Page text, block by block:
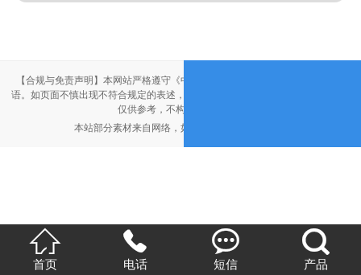

首页

电话

短信

产品
【合规与免责声明】本网站严格遵守《中华人民共和国广告法》，尽力规范用
语。如页面不慎出现不符合规定的表述，敬请联系我们，将立即更正；相关内容
仅供参考，不构成交易依据。
本站部分素材来自网络，如有侵权，请联系删除。